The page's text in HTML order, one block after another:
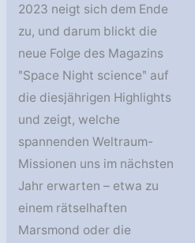
2023 neigt sich dem Ende
zu, und darum blickt die
neue Folge des Magazins
ʺSpace Night scienceʺ auf
die diesjährigen Highlights
und zeigt, welche
spannenden Weltraum-
Missionen uns im nächsten
Jahr erwarten – etwa zu
einem rätselhaften
Marsmond oder die